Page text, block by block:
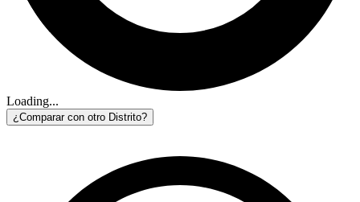
Loading...
¿Comparar con otro Distrito?